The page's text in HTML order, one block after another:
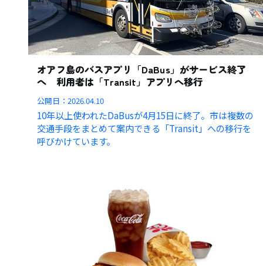
オアフ島のバスアプリ「DaBus」がサービス終了
へ 利用者は「Transit」アプリへ移行
公開日：2026.04.10
10年以上使われたDaBusが4月15日に終了。市は複数の
交通手段をまとめて案内できる「Transit」への移行を
呼びかけています。